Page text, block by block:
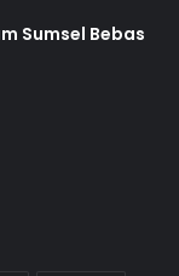
Sumsel Bebas